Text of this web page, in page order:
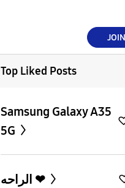
Top Liked Posts
Samsung Galaxy A35
5G
الراحه ❤